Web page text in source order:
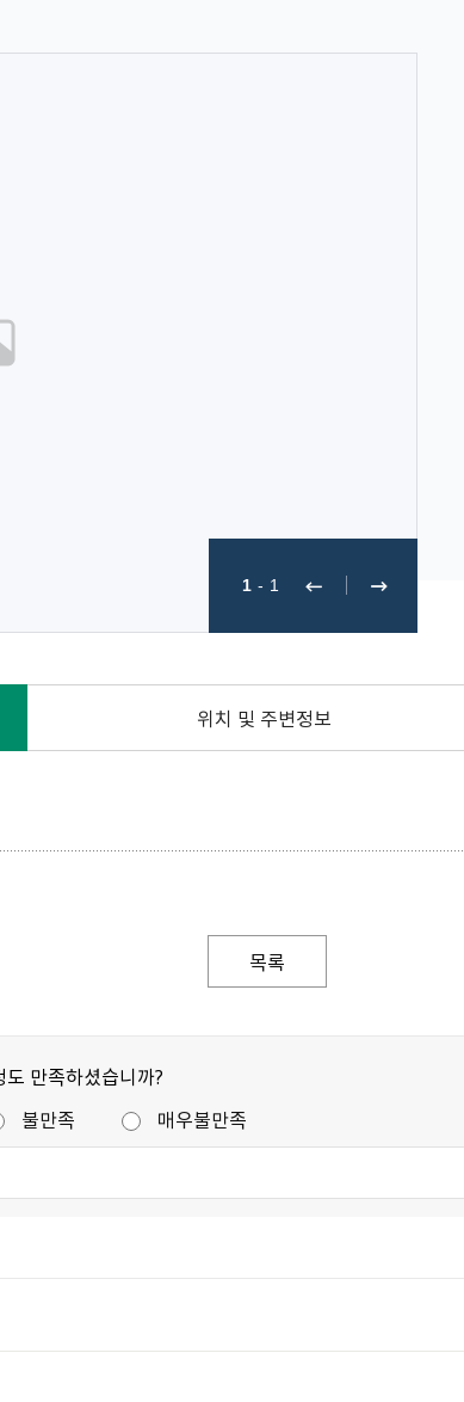
1 - 1
위치 및 주변정보
목록
만족하셨습니까?
불만족 매우불만족